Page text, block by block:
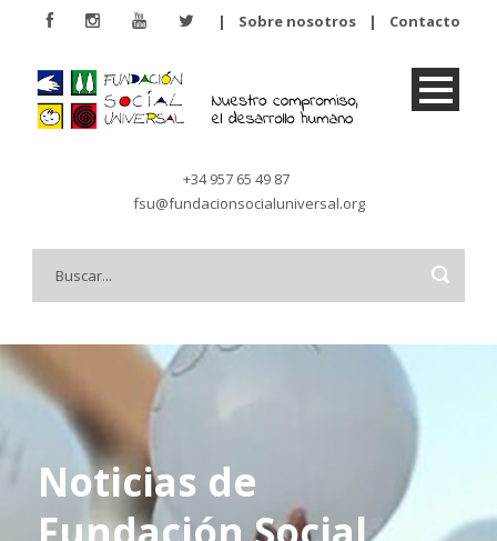
| Sobre nosotros | Contacto
+34 957 65 49 87
fsu@fundacionsocialuniversal.org
Noticias de